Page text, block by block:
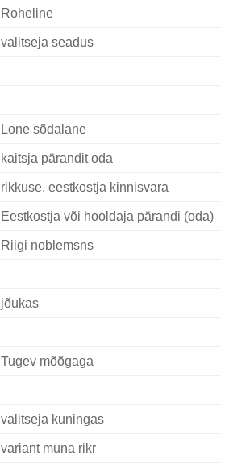
Roheline
valitseja seadus
Lone sõdalane
kaitsja pärandit oda
rikkuse, eestkostja kinnisvara
Eestkostja või hooldaja pärandi (oda)
Riigi noblemsns
jõukas
Tugev mõõgaga
valitseja kuningas
variant muna rikr